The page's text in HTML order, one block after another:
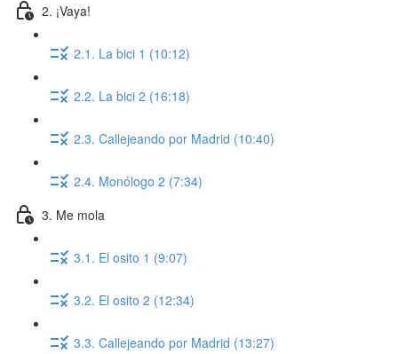
2. ¡Vaya!
2.1. La bici 1 (10:12)
2.2. La bici 2 (16:18)
2.3. Callejeando por Madrid (10:40)
2.4. Monólogo 2 (7:34)
3. Me mola
3.1. El osito 1 (9:07)
3.2. El osito 2 (12:34)
3.3. Callejeando por Madrid (13:27)